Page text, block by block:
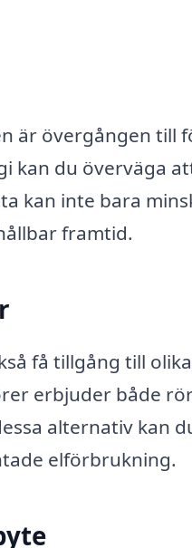
är övergången till
kan du överväga
kan inte bara
framtid.
få tillgång till
erbjuder både
alternativ kan
elförbrukning.